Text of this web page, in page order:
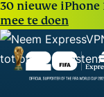
30 nieuwe iPhone
mee te doen